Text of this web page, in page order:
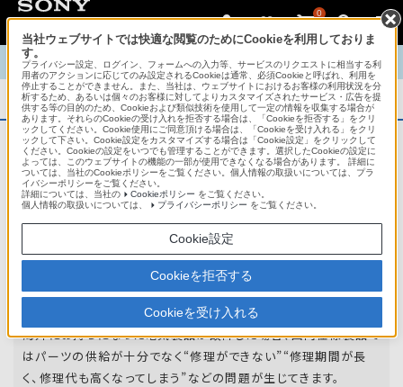
0
TOP 商品概要 商品情報 English 中文
商品概要
アフターサービス
オーバーシーズモデルは、いろいろな国
地域で共通の保証を実施しています。
世界47の国や地域で共通の保証サービスを実施し
ています。
海外にお持ちになった電気製品が故障した場合、国内仕様製品で
はパーツの供給が十分でなく“修理ができない”“修理期間が長
く、修理代も高くなってしまう”などの問題が生じてきます。
当社ウェブサイトでは快適な閲覧のためにCookieを利用しておりま
す。
プライバシー設定、ログイン、フォームへの入力等、サービスのリクエストに相当する利
用者のアクションに応じてのみ設定されるCookieは通常、必須Cookieと呼ばれ、利用を
停止することができません。また、当社は、ウェブサイトにおけるお客様の利用状況を分
析するため、あるいは個々のお客様に対してよりカスタマイズされたサービス・広告を提
供する等の目的のため、Cookieおよび類似技術を使用して一定の情報を収集する場合が
あります。それらのCookieの受け入れを拒否する場合は、「Cookieを拒否する」をクリ
ックしてください。Cookie使用にご同意頂ける場合は、「Cookieを受け入れる」をクリ
ックして下さい。Cookie設定をカスタマイズする場合は「Cookie設定」をクリックして
ください。Cookieの設定をいつでも管理することができます。選択したCookieの設定に
よっては、このウェブサイトの機能の一部が使用できなくなる場合があります。 詳細に
ついては、当社のCookieポリシーをご覧ください。個人情報の取扱いについては、プラ
イバシーポリシーをご覧ください。
詳細については、当社の
Cookieポリシー をご覧ください。
個人情報の取扱いについては、
プライバシーポリシー をご覧ください。
Cookie設定
Cookieを拒否する
Cookieを受け入れる